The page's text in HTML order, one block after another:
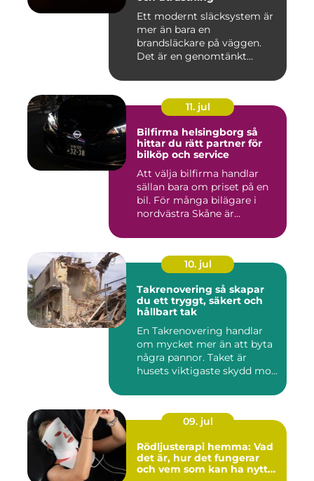
Ett modernt släcksystem är
mer än bara en
brandsläckare på väggen.
Det är en genomtänkt
11. jul
Bilfirma helsingborg så
hittar du rätt partner för
bilköp och service
Att välja bilfirma handlar
sällan bara om priset på en
bil. För många bilägare i
nordvästra Skåne är...
10. jul
Takrenovering så skapar
du ett tryggt, säkert och
hållbart tak
En Takrenovering handlar
om mycket mer än att byta
några pannor. Taket är
husets viktigaste skydd mo...
09. jul
Rödljusterapi hemma: Vad
det är, hur det fungerar
och vem som kan ha nytta